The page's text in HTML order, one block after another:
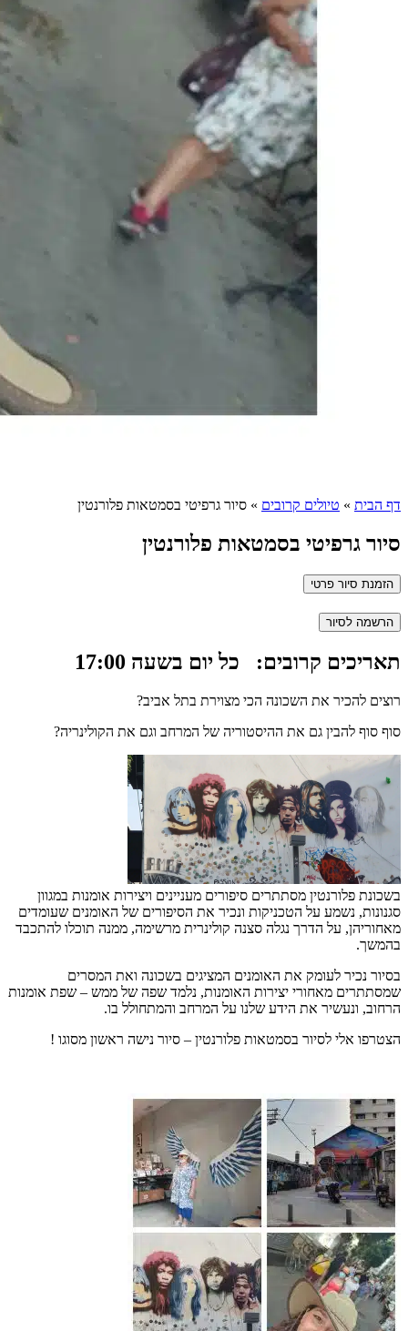
דף הבית » טיולים קרובים » סיור גרפיטי בסמטאות פלורנטין
סיור גרפיטי בסמטאות פלורנטין
הזמנת סיור פרטי
הרשמה לסיור
תאריכים קרובים: כל יום בשעה 17:00
רוצים להכיר את השכונה הכי מצוירת בתל אביב?
סוף סוף להבין גם את ההיסטוריה של המרחב וגם את הקולינריה?
בשכונת פלורנטין מסתתרים סיפורים מעניינים ויצירות אומנות במגוון
סגנונות, נשמע על הטכניקות ונכיר את הסיפורים של האומנים שעומדים
מאחוריהן, על הדרך נגלה סצנה קולינרית מרשימה, ממנה תוכלו להתכבד
בהמשך.
בסיור נכיר לעומק את האומנים המציגים בשכונה ואת המסרים
שמסתתרים מאחורי יצירות האומנות, נלמד שפה של ממש – שפת אומנות
הרחוב, ונעשיר את הידע שלנו על המרחב והמתחולל בו.
הצטרפו אלי לסיור בסמטאות פלורנטין – סיור נישה ראשון מסוגו !